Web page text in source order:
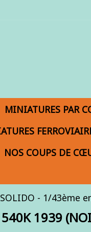
MINIATURES PAR
NOS COUPS DE
SOLIDO - 1/43ème
540K 1939